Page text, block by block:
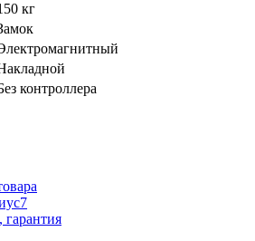
кг
контроллера
гарантия